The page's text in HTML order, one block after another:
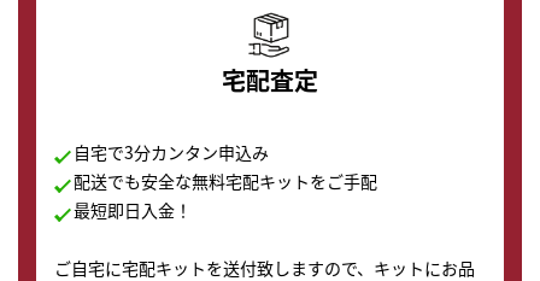
宅配査定
自宅で3分カンタン申込み
配送でも安全な無料宅配キットをご手配
最短即日入金！
ご自宅に宅配キットを送付致しますので、キットにお品